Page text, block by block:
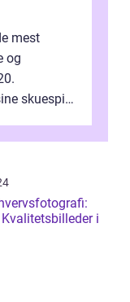
mest
og
skuespil.
i